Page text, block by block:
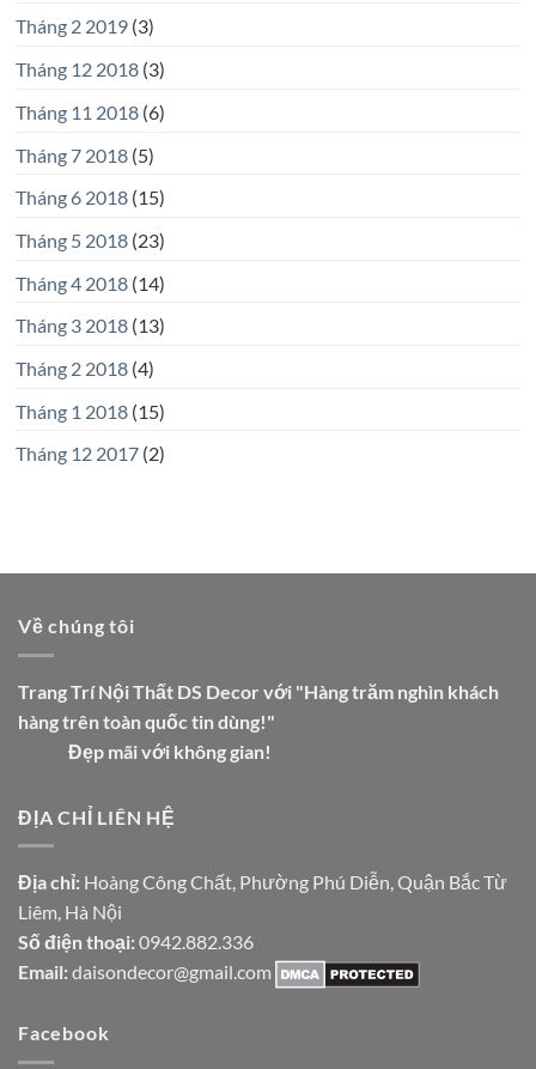
Tháng 2 2019(3)
Tháng 12 2018(3)
Tháng 11 2018(6)
Tháng 7 2018(5)
Tháng 6 2018(15)
Tháng 5 2018(23)
Tháng 4 2018(14)
Tháng 3 2018(13)
Tháng 2 2018(4)
Tháng 1 2018(15)
Tháng 12 2017(2)
Về chúng tôi
Trang Trí Nội Thất DS Decor với "Hàng trăm nghìn khách
hàng trên toàn quốc tin dùng!"
Đẹp mãi với không gian!
ĐỊA CHỈ LIÊN HỆ
Địa chỉ: Hoàng Công Chất, Phường Phú Diễn, Quận Bắc Từ
Liêm, Hà Nội
Số điện thoại: 0942.882.336
Email: daisondecor@gmail.com
Facebook